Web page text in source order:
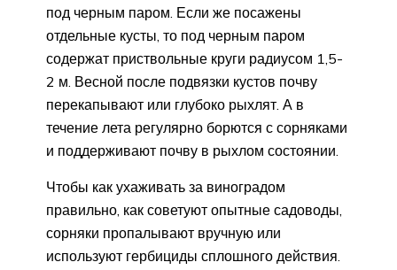
под черным паром. Если же посажены
отдельные кусты, то под черным паром
содержат приствольные круги радиусом 1,5-
2 м. Весной после подвязки кустов почву
перекапывают или глубоко рыхлят. А в
течение лета регулярно борются с сорняками
и поддерживают почву в рыхлом состоянии.
Чтобы как ухаживать за виноградом
правильно, как советуют опытные садоводы,
сорняки пропалывают вручную или
используют гербициды сплошного действия.